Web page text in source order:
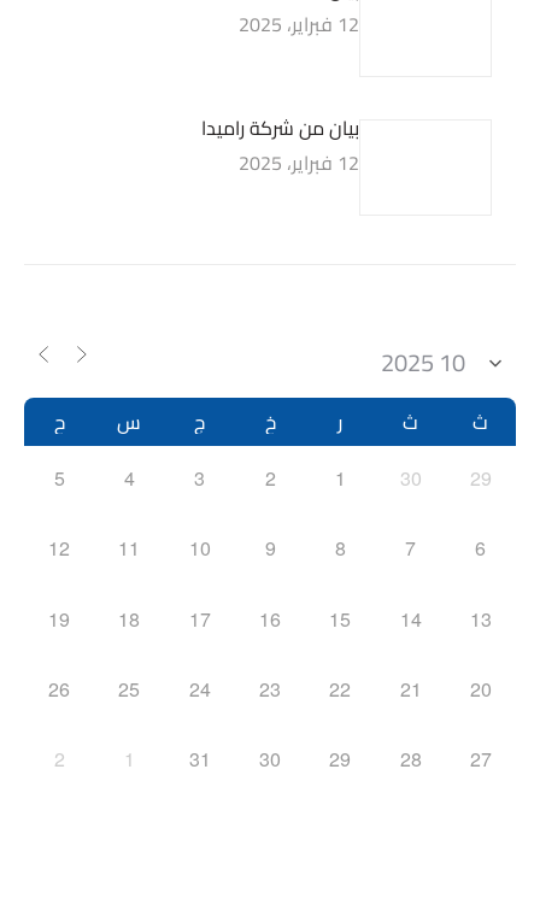
12 فبراير، 2025
بيان من شركة راميدا
12 فبراير، 2025
ث ث ر خ ج س ح
29
30
1
2
3
4
5
6
7
8
9
10
11
12
13
14
15
16
17
18
19
20
21
22
23
24
25
26
27
28
29
30
31
1
2